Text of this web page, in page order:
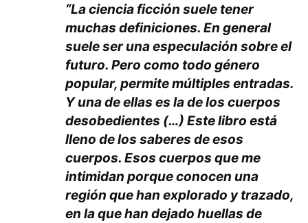
“La ciencia ficción suele tener
muchas definiciones. En general
suele ser una especulación sobre el
futuro. Pero como todo género
popular, permite múltiples entradas.
Y una de ellas es la de los cuerpos
desobedientes (…) Este libro está
lleno de los saberes de esos
cuerpos. Esos cuerpos que me
intimidan porque conocen una
región que han explorado y trazado,
en la que han dejado huellas de